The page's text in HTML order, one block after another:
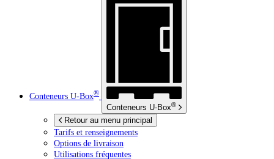
Conteneurs U-Box®
Conteneurs U-Box®
Retour au menu principal
Tarifs et renseignements
Options de livraison
Utilisations fréquentes